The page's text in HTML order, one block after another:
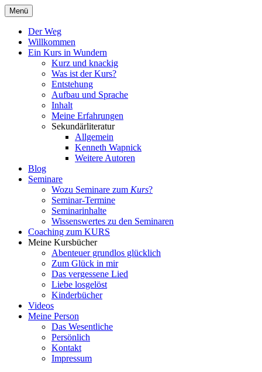
Zum
Inhalt
springen
Ein Kurs in Wundern
Menü
Der Weg
Willkommen
Ein Kurs in Wundern
Kurz und knackig
Was ist der Kurs?
Entstehung
Aufbau und Sprache
Inhalt
Meine Erfahrungen
Sekundärliteratur
Allgemein
Kenneth Wapnick
Weitere Autoren
Blog
Seminare
Wozu Seminare zum Kurs?
Seminar-Termine
Seminarinhalte
Wissenswertes zu den Seminaren
Coaching zum KURS
Meine Kursbücher
Abenteuer grundlos glücklich
Zum Glück in mir
Das vergessene Lied
Liebe losgelöst
Kinderbücher
Videos
Meine Person
Das Wesentliche
Persönlich
Kontakt
Impressum